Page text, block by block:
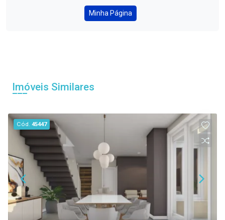
Minha Página
Imóveis Similares
Cód.45447